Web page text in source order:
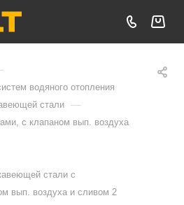
водяного отопления
стали —
с клапаном вып. воздуха
стали с
вып. воздуха и сливом 2